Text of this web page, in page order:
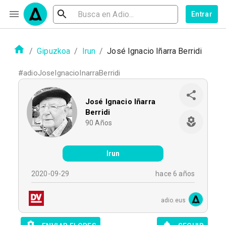
Entrar
/ Gipuzkoa / Irun / José Ignacio Iñarra Berridi
#adioJoseIgnacioInarraBerridi
José Ignacio Iñarra
Berridi
90 Años
Irun
2020-09-29 hace 6 años
adio.eus